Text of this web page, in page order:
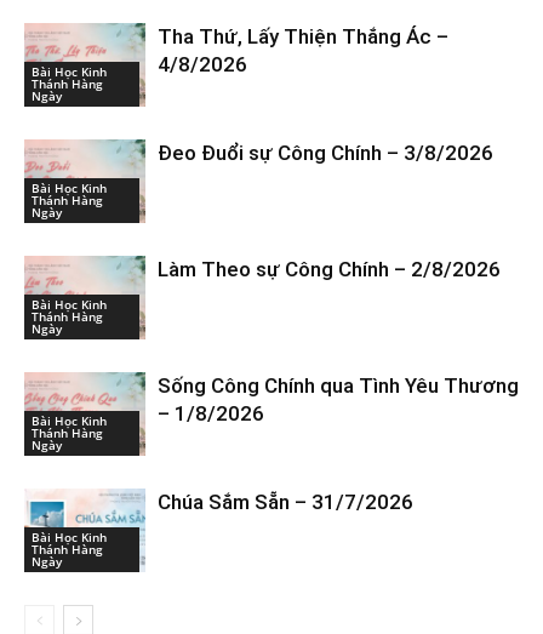
Bài Học Kinh
Thánh Hàng
Ngày
Tha Thứ, Lấy Thiện Thắng Ác –
4/8/2026
Bài Học Kinh
Thánh Hàng
Ngày
Đeo Đuổi sự Công Chính – 3/8/2026
Bài Học Kinh
Thánh Hàng
Ngày
Làm Theo sự Công Chính – 2/8/2026
Bài Học Kinh
Thánh Hàng
Ngày
Sống Công Chính qua Tình Yêu Thương
– 1/8/2026
Bài Học Kinh
Thánh Hàng
Ngày
Chúa Sắm Sẵn – 31/7/2026